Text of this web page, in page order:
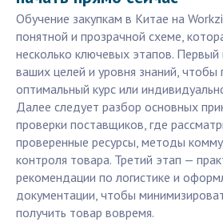
Обучение закупкам в Китае на
понятной и прозрачной схеме,
несколько ключевых этапов. Первый
ваших целей и уровня знаний, чтобы
оптимальный курс или
Далее следует разбор основных
проверки поставщиков, где
проверенные ресурсы, методы
контроля товара. Третий этап —
рекомендации по логистике и
документации, чтобы
получить товар вовремя.